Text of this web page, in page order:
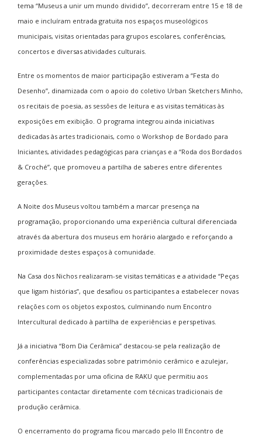
tema “Museus a unir um mundo dividido”, decorreram entre 15 e 18 de
maio e incluíram entrada gratuita nos espaços museológicos
municipais, visitas orientadas para grupos escolares, conferências,
concertos e diversas atividades culturais.
Entre os momentos de maior participação estiveram a “Festa do
Desenho”, dinamizada com o apoio do coletivo Urban Sketchers Minho,
os recitais de poesia, as sessões de leitura e as visitas temáticas às
exposições em exibição. O programa integrou ainda iniciativas
dedicadas às artes tradicionais, como o Workshop de Bordado para
Iniciantes, atividades pedagógicas para crianças e a “Roda dos Bordados
& Croché”, que promoveu a partilha de saberes entre diferentes
gerações.
A Noite dos Museus voltou também a marcar presença na
programação, proporcionando uma experiência cultural diferenciada
através da abertura dos museus em horário alargado e reforçando a
proximidade destes espaços à comunidade.
Na Casa dos Nichos realizaram-se visitas temáticas e a atividade “Peças
que ligam histórias”, que desafiou os participantes a estabelecer novas
relações com os objetos expostos, culminando num Encontro
Intercultural dedicado à partilha de experiências e perspetivas.
Já a iniciativa “Bom Dia Cerâmica” destacou-se pela realização de
conferências especializadas sobre património cerâmico e azulejar,
complementadas por uma oficina de RAKU que permitiu aos
participantes contactar diretamente com técnicas tradicionais de
produção cerâmica.
O encerramento do programa ficou marcado pelo III Encontro de